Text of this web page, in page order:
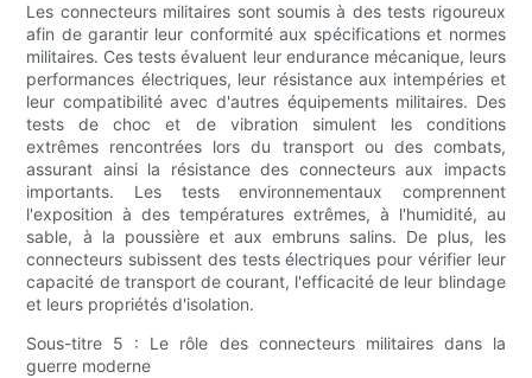
Les connecteurs militaires sont soumis à des tests rigoureux
afin de garantir leur conformité aux spécifications et normes
militaires. Ces tests évaluent leur endurance mécanique, leurs
performances électriques, leur résistance aux intempéries et
leur compatibilité avec d'autres équipements militaires. Des
tests de choc et de vibration simulent les conditions
extrêmes rencontrées lors du transport ou des combats,
assurant ainsi la résistance des connecteurs aux impacts
importants. Les tests environnementaux comprennent
l'exposition à des températures extrêmes, à l'humidité, au
sable, à la poussière et aux embruns salins. De plus, les
connecteurs subissent des tests électriques pour vérifier leur
capacité de transport de courant, l'efficacité de leur blindage
et leurs propriétés d'isolation.
Sous-titre 5 : Le rôle des connecteurs militaires dans la
guerre moderne